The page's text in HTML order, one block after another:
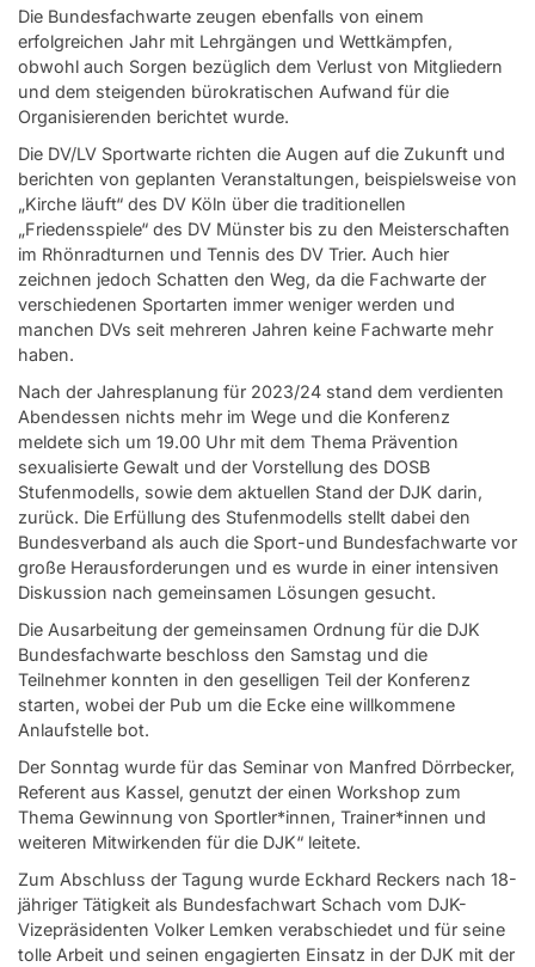
Die Bundesfachwarte zeugen ebenfalls von einem
erfolgreichen Jahr mit Lehrgängen und Wettkämpfen,
obwohl auch Sorgen bezüglich dem Verlust von Mitgliedern
und dem steigenden bürokratischen Aufwand für die
Organisierenden berichtet wurde.
Die DV/LV Sportwarte richten die Augen auf die Zukunft und
berichten von geplanten Veranstaltungen, beispielsweise von
„Kirche läuft“ des DV Köln über die traditionellen
„Friedensspiele“ des DV Münster bis zu den Meisterschaften
im Rhönradturnen und Tennis des DV Trier. Auch hier
zeichnen jedoch Schatten den Weg, da die Fachwarte der
verschiedenen Sportarten immer weniger werden und
manchen DVs seit mehreren Jahren keine Fachwarte mehr
haben.
Nach der Jahresplanung für 2023/24 stand dem verdienten
Abendessen nichts mehr im Wege und die Konferenz
meldete sich um 19.00 Uhr mit dem Thema Prävention
sexualisierte Gewalt und der Vorstellung des DOSB
Stufenmodells, sowie dem aktuellen Stand der DJK darin,
zurück. Die Erfüllung des Stufenmodells stellt dabei den
Bundesverband als auch die Sport-und Bundesfachwarte vor
große Herausforderungen und es wurde in einer intensiven
Diskussion nach gemeinsamen Lösungen gesucht.
Die Ausarbeitung der gemeinsamen Ordnung für die DJK
Bundesfachwarte beschloss den Samstag und die
Teilnehmer konnten in den geselligen Teil der Konferenz
starten, wobei der Pub um die Ecke eine willkommene
Anlaufstelle bot.
Der Sonntag wurde für das Seminar von Manfred Dörrbecker,
Referent aus Kassel, genutzt der einen Workshop zum
Thema Gewinnung von Sportler*innen, Trainer*innen und
weiteren Mitwirkenden für die DJK“ leitete.
Zum Abschluss der Tagung wurde Eckhard Reckers nach 18-
jähriger Tätigkeit als Bundesfachwart Schach vom DJK-
Vizepräsidenten Volker Lemken verabschiedet und für seine
tolle Arbeit und seinen engagierten Einsatz in der DJK mit der